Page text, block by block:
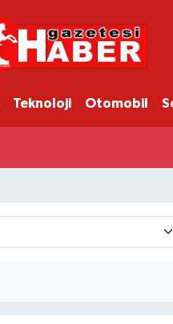
Teknoloji Otomobil